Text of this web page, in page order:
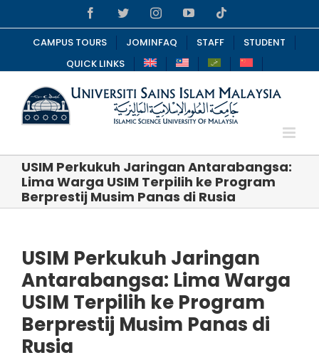
to
content
FacebookTwitterInstagramYouTube
CAMPUS TOURS JOMINFAQ STAFF
STUDENT
QUICK LINKS
USIM Perkukuh Jaringan Antarabangsa:
Lima Warga USIM Terpilih ke Program
Berprestij Musim Panas di Rusia
USIM Perkukuh Jaringan
Antarabangsa: Lima Warga
USIM Terpilih ke Program
Berprestij Musim Panas di
Rusia